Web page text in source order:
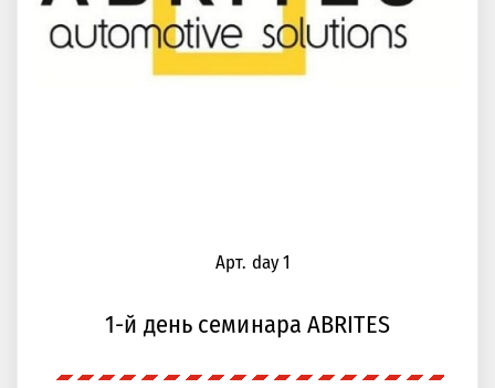
Арт. day 1
1-й день семинара ABRITES